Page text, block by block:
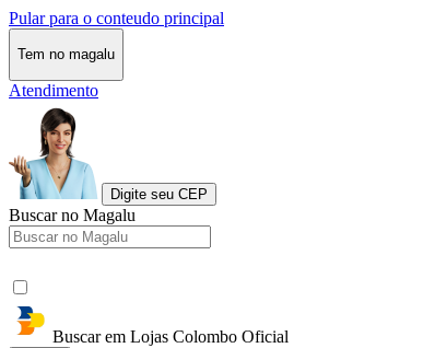
Pular para o conteudo principal
Tem no magalu
Atendimento
Digite seu CEP
Buscar no Magalu
Buscar em Lojas Colombo Oficial